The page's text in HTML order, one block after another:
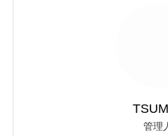
管理